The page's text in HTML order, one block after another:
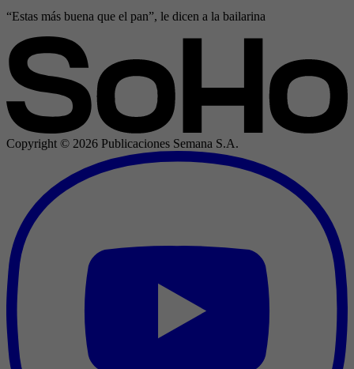
“Estas más buena que el pan”, le dicen a la bailarina
Copyright © 2026 Publicaciones Semana S.A.